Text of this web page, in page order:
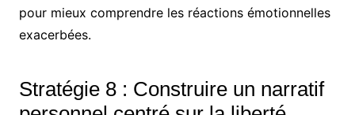
pour mieux comprendre les réactions émotionnelles
exacerbées.
Stratégie 8 : Construire un narratif